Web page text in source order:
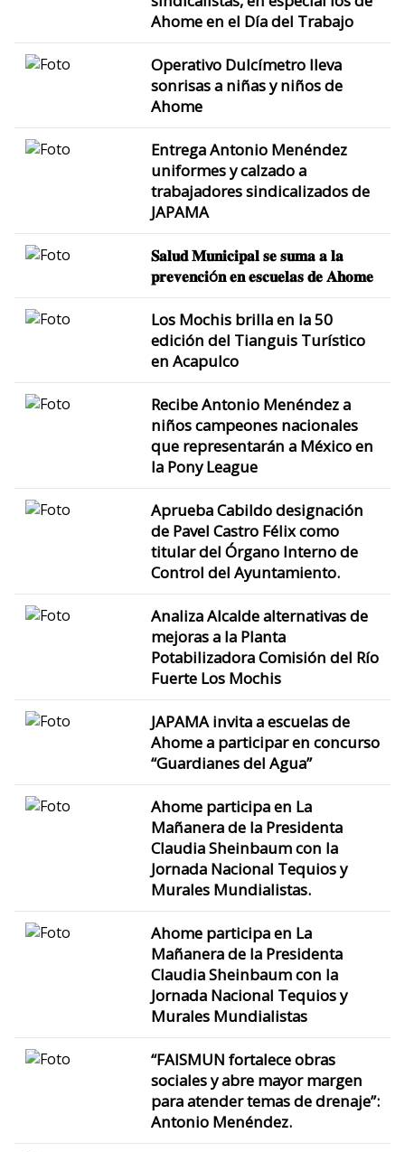
Ahome en el Día del Trabajo
Operativo Dulcímetro lleva
sonrisas a niñas y niños de
Ahome
Entrega Antonio Menéndez
uniformes y calzado a
trabajadores sindicalizados de
JAPAMA
𝐒𝐚𝐥𝐮𝐝 𝐌𝐮𝐧𝐢𝐜𝐢𝐩𝐚𝐥 𝐬𝐞 𝐬𝐮𝐦𝐚 𝐚 𝐥𝐚
𝐩𝐫𝐞𝐯𝐞𝐧𝐜𝐢ó𝐧 𝐞𝐧 𝐞𝐬𝐜𝐮𝐞𝐥𝐚𝐬 𝐝𝐞 𝐀𝐡𝐨𝐦𝐞
Los Mochis brilla en la 50
edición del Tianguis Turístico
en Acapulco
Recibe Antonio Menéndez a
niños campeones nacionales
que representarán a México en
la Pony League
Aprueba Cabildo designación
de Pavel Castro Félix como
titular del Órgano Interno de
Control del Ayuntamiento.
Analiza Alcalde alternativas de
mejoras a la Planta
Potabilizadora Comisión del Río
Fuerte Los Mochis
JAPAMA invita a escuelas de
Ahome a participar en concurso
“Guardianes del Agua”
Ahome participa en La
Mañanera de la Presidenta
Claudia Sheinbaum con la
Jornada Nacional Tequios y
Murales Mundialistas.
Ahome participa en La
Mañanera de la Presidenta
Claudia Sheinbaum con la
Jornada Nacional Tequios y
Murales Mundialistas
“FAISMUN fortalece obras
sociales y abre mayor margen
para atender temas de drenaje”:
Antonio Menéndez.